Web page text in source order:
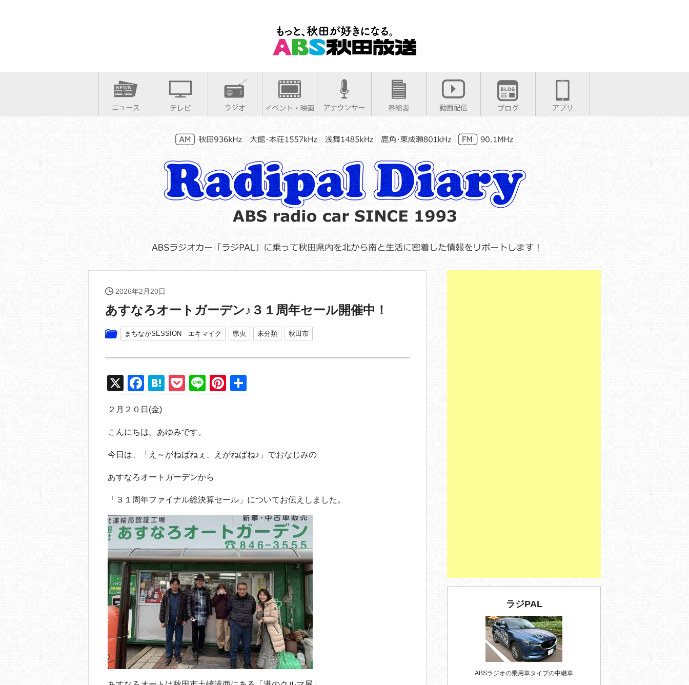
2026年2月20日
あすなろオートガーデン♪３１周年セール開催中！
まちなかSESSION エキマイク 県央 未分類 秋田市
X
F
a
c
e
b
o
k
H
at
n
a
P
o
et
Li
n
Pi
nt
st
有
２月２０日(金)
こんにちは。あゆみです。
今日は、「え～がねばねぇ、えがねばね♪」でおなじみの
あすなろオートガーデンから
「３１周年ファイナル総決算セール」についてお伝えしました。
ラジPAL
ABSラジオの乗用車タイプの中継車